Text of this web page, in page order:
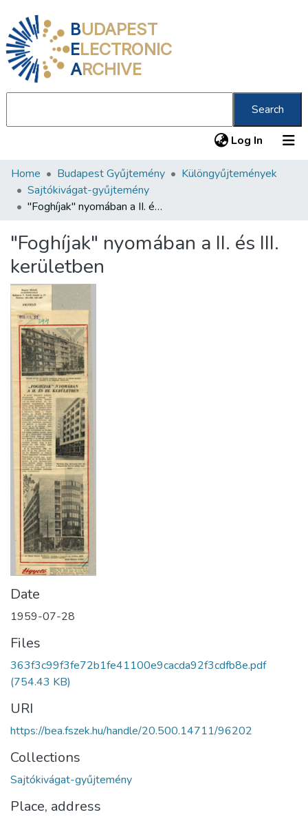
BUDAPEST
ELECTRONIC
ARCHIVE
Search
Log In (current)
Communities & Collections
All of DSpace
About us
Home Budapest Gyűjtemény
Különgyűjtemények
Sajtókivágat-gyűjtemény
"Foghíjak" nyomában a II. és III. kerületben
"Foghíjak" nyomában a II. és III.
kerületben
Date
1959-07-28
Files
363f3c99f3fe72b1fe41100e9cacda92f3cdfb8e.pdf
(754.43 KB)
URI
https://bea.fszek.hu/handle/20.500.14711/96202
Collections
Sajtókivágat-gyűjtemény
Place, address